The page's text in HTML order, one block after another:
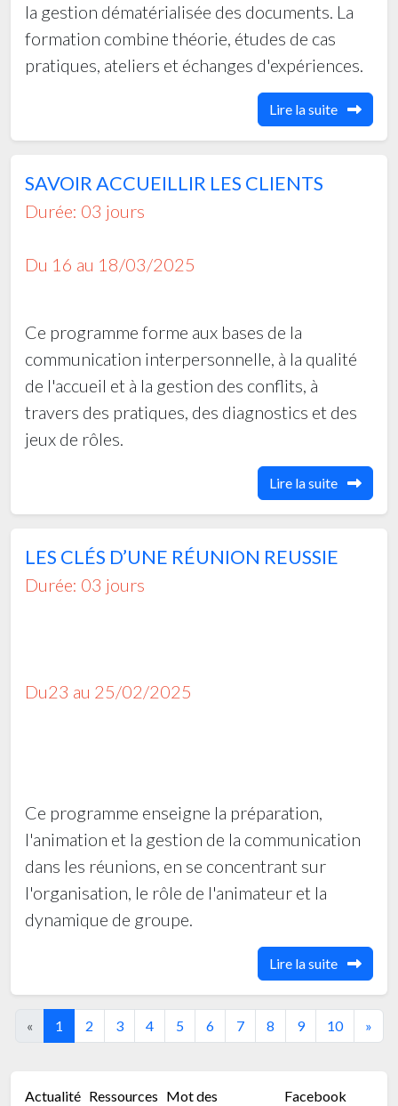
la gestion dématérialisée des documents. La
formation combine théorie, études de cas
pratiques, ateliers et échanges d'expériences.
Lire la suite
SAVOIR ACCUEILLIR LES CLIENTS
Durée: 03 jours
Du 16 au 18/03/2025
Ce programme forme aux bases de la
communication interpersonnelle, à la qualité
de l'accueil et à la gestion des conflits, à
travers des pratiques, des diagnostics et des
jeux de rôles.
Lire la suite
LES CLÉS D’UNE RÉUNION REUSSIE
Durée: 03 jours
Du23 au 25/02/2025
Ce programme enseigne la préparation,
l'animation et la gestion de la communication
dans les réunions, en se concentrant sur
l'organisation, le rôle de l'animateur et la
dynamique de groupe.
Lire la suite
« 1 2 3 4 5 6 7 8 9 10 »
Actualité Ressources Mot des Facebook